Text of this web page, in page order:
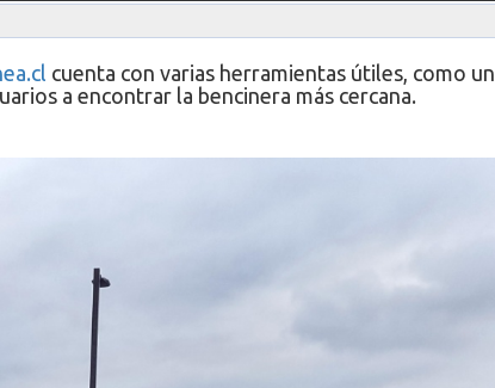
cuenta con varias herramientas útiles, como un
a encontrar la bencinera más cercana.